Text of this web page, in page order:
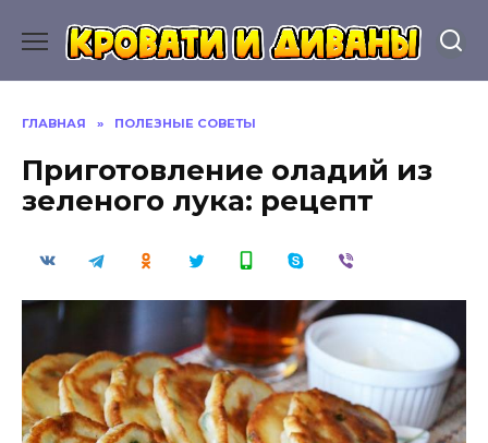
содержанию
ГЛАВНАЯ » ПОЛЕЗНЫЕ СОВЕТЫ
Приготовление оладий из
зеленого лука: рецепт